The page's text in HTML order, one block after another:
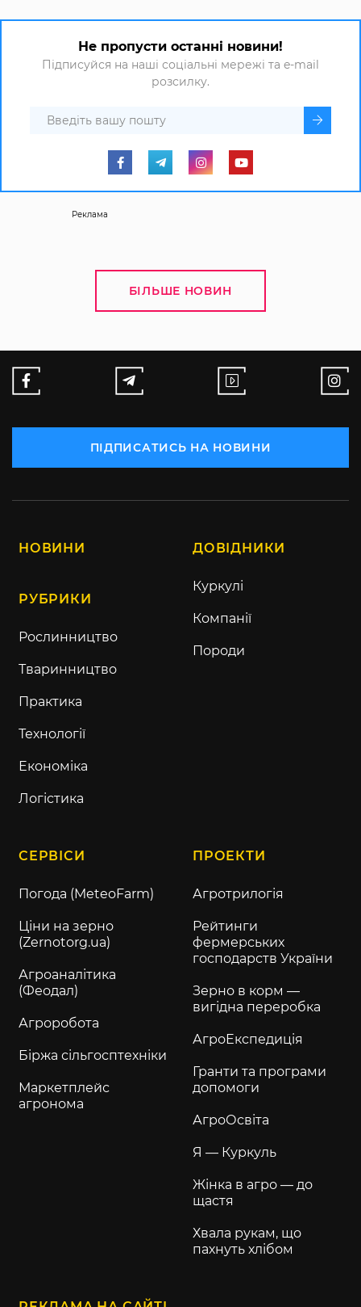
Не пропусти останні новини!
Підписуйся на наші соціальні мережі та e-mail
розсилку.
Реклама
БІЛЬШЕ НОВИН
ПІДПИСАТИСЬ НА НОВИНИ
НОВИНИ
РУБРИКИ
Рослинництво
Тваринництво
Практика
Технології
Економіка
Логістика
ДОВІДНИКИ
Куркулі
Компанії
Породи
СЕРВІСИ
Погода (MeteoFarm)
Ціни на зерно
(Zernotorg.ua)
Агроаналітика
(Феодал)
Агроробота
Біржа сільгосптехніки
Маркетплейс
агронома
ПРОЕКТИ
Агротрилогія
Рейтинги
фермерських
господарств України
Зерно в корм —
вигідна переробка
АгроЕкспедиція
Гранти та програми
допомоги
АгроОсвіта
Я — Куркуль
Жінка в агро — до
щастя
Хвала рукам, що
пахнуть хлібом